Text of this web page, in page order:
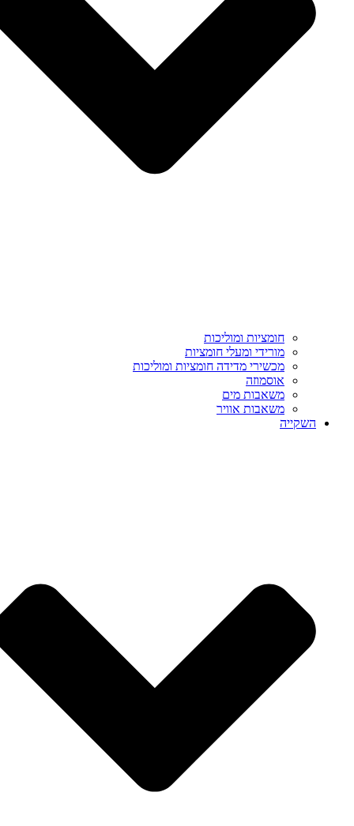
חומציות ומוליכות
מורידי ומעלי חומציות
מכשירי מדידה חומציות ומוליכות
אוסמוזה
משאבות מים
משאבות אוויר
השקייה